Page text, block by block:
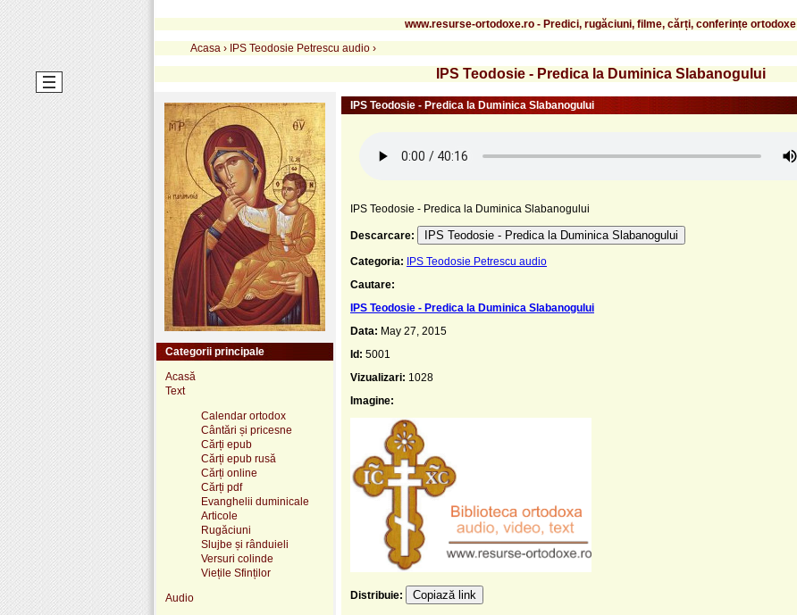
www.resurse-ortodoxe.ro - Predici, rugăciuni, filme, cărți, conferințe ortodoxe
Acasa › IPS Teodosie Petrescu audio ›
IPS Teodosie - Predica la Duminica Slabanogului
IPS Teodosie - Predica la Duminica Slabanogului
IPS Teodosie - Predica la Duminica Slabanogului
Descarcare: IPS Teodosie - Predica la Duminica Slabanogului
Categoria: IPS Teodosie Petrescu audio
Cautare:
IPS Teodosie - Predica la Duminica Slabanogului
Data: May 27, 2015
Id: 5001
Vizualizari: 1028
Imagine:
Distribuie: Copiază link
Categorii principale
Acasă
Text
Calendar ortodox
Cântări și pricesne
Cărți epub
Cărți epub rusă
Cărți online
Cărți pdf
Evanghelii duminicale
Articole
Rugăciuni
Slujbe și rânduieli
Versuri colinde
Viețile Sfinților
Audio